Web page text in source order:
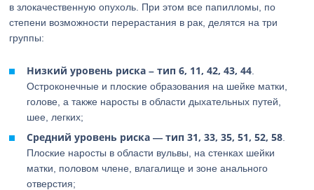
в злокачественную опухоль. При этом все папилломы, по
степени возможности перерастания в рак, делятся на три
группы:
Низкий уровень риска – тип 6, 11, 42, 43, 44
Остроконечные и плоские образования на шейке матки,
голове, а также наросты в области дыхательных путей,
шее, легких;
Средний уровень риска — тип 31, 33, 35, 51, 52, 58
Плоские наросты в области вульвы, на стенках шейки
матки, половом члене, влагалище и зоне анального
отверстия;